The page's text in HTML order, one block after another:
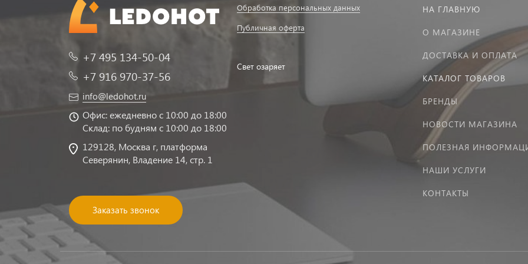
+7 495 134-50-04
+7 916 970-37-56
info@ledohot.ru
Офис: ежедневно с 10:00 до 18:00
Склад: по будням с 10:00 до 18:00
129128, Москва г, платформа
Северянин, Владение 14, стр. 1
Заказать звонок
Обработка персональных данных
Публичная оферта
Свет озаряет
НА ГЛАВНУЮ
О МАГАЗИНЕ
ДОСТАВКА И ОПЛАТА
КАТАЛОГ ТОВАРОВ
БРЕНДЫ
НОВОСТИ МАГАЗИНА
ПОЛЕЗНАЯ
НАШИ УСЛУГИ
КОНТАКТЫ